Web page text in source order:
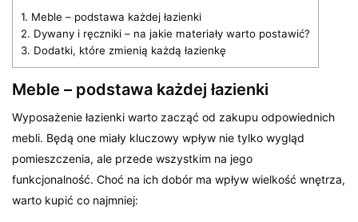
1. Meble – podstawa każdej łazienki
2. Dywany i ręczniki – na jakie materiały warto postawić?
3. Dodatki, które zmienią każdą łazienkę
Meble – podstawa każdej łazienki
Wyposażenie łazienki warto zacząć od zakupu odpowiednich
mebli. Będą one miały kluczowy wpływ nie tylko wygląd
pomieszczenia, ale przede wszystkim na jego
funkcjonalność. Choć na ich dobór ma wpływ wielkość wnętrza,
warto kupić co najmniej: